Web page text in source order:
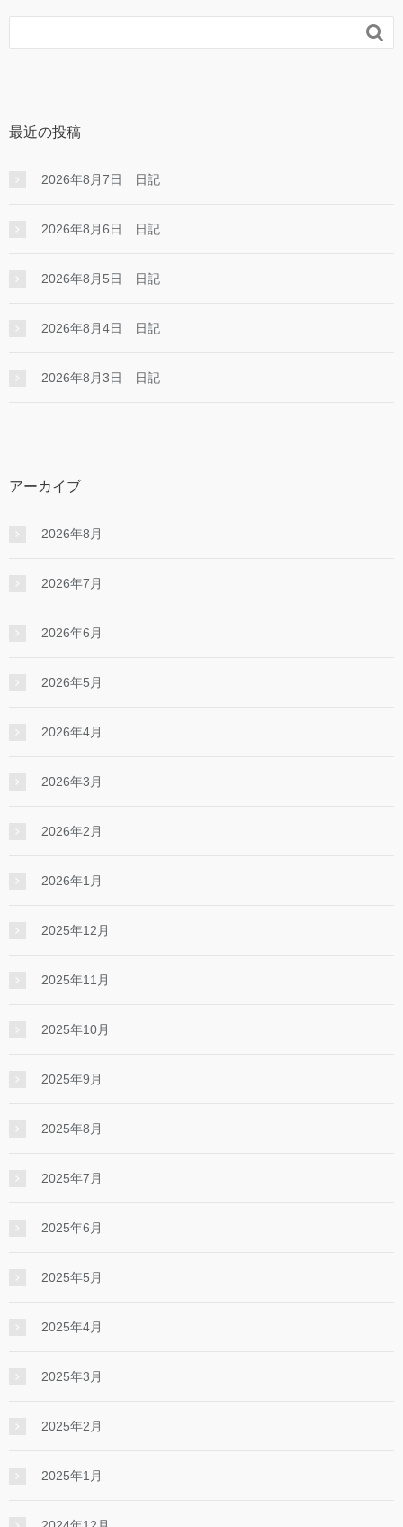

最近の投稿
2026年8月7日 日記
2026年8月6日 日記
2026年8月5日 日記
2026年8月4日 日記
2026年8月3日 日記
アーカイブ
2026年8月
2026年7月
2026年6月
2026年5月
2026年4月
2026年3月
2026年2月
2026年1月
2025年12月
2025年11月
2025年10月
2025年9月
2025年8月
2025年7月
2025年6月
2025年5月
2025年4月
2025年3月
2025年2月
2025年1月